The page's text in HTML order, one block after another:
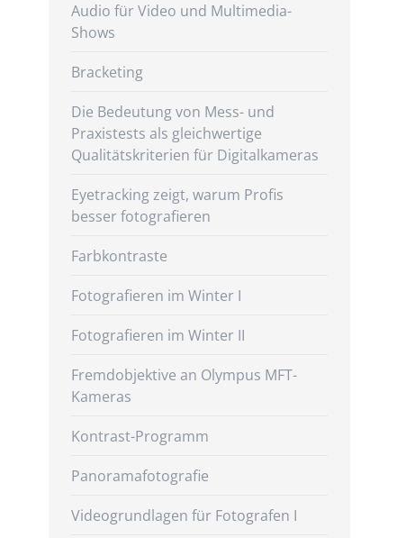
Audio für Video und Multimedia-
Shows
Bracketing
Die Bedeutung von Mess- und
Praxistests als gleichwertige
Qualitätskriterien für Digitalkameras
Eyetracking zeigt, warum Profis
besser fotografieren
Farbkontraste
Fotografieren im Winter I
Fotografieren im Winter II
Fremdobjektive an Olympus MFT-
Kameras
Kontrast-Programm
Panoramafotografie
Videogrundlagen für Fotografen I